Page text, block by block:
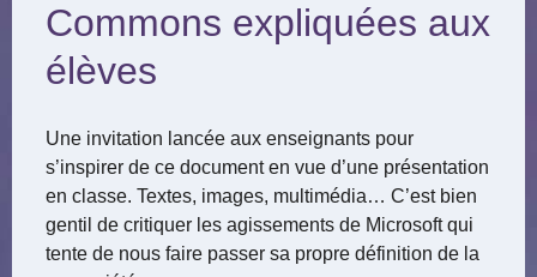
Commons expliquées aux
élèves
Une invitation lancée aux enseignants pour
s’inspirer de ce document en vue d’une présentation
en classe. Textes, images, multimédia… C’est bien
gentil de critiquer les agissements de Microsoft qui
tente de nous faire passer sa propre définition de la